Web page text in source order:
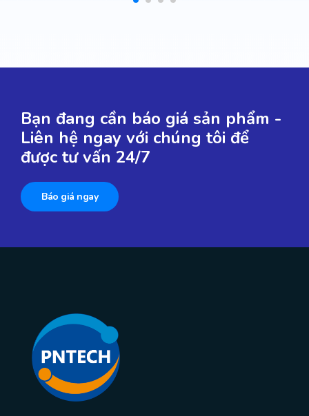
Bạn đang cần báo giá sản phẩm -
Liên hệ ngay với chúng tôi để
được tư vấn 24/7
Báo giá ngay